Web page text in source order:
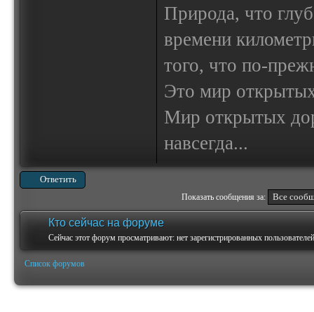
Природа, что
времени
того, что по-
Это мир
Мир открытых
навсегда...
Ответить
Показать сообщения за:
Кто сейчас на форуме
Сейчас этот форум просматривают: нет зарегистрированных
Список форумов